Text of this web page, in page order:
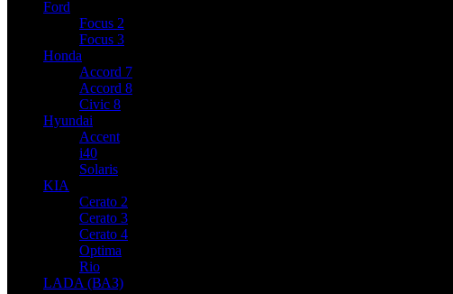
Ford
Focus 2
Focus 3
Honda
Accord 7
Accord 8
Civic 8
Hyundai
Accent
i40
Solaris
KIA
Cerato 2
Cerato 3
Cerato 4
Optima
Rio
LADA (ВАЗ)